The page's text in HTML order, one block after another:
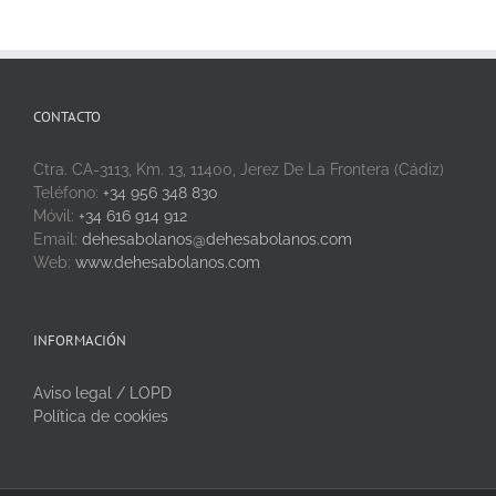
CONTACTO
Ctra. CA-3113, Km. 13, 11400, Jerez De La Frontera (Cádiz)
Teléfono: +34 956 348 830
Móvil: +34 616 914 912
Email: dehesabolanos@dehesabolanos.com
Web: www.dehesabolanos.com
INFORMACIÓN
Aviso legal / LOPD
Política de cookies